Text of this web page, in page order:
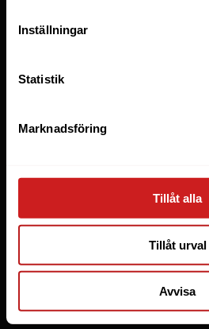
Inställningar
Statistik
Marknadsföring
Tillåt alla
Tillåt urval
Avvisa
Managed WordPress
WooCommerce
LiteSpeed Webbhotell
Säker WordPress med WP
Om oss